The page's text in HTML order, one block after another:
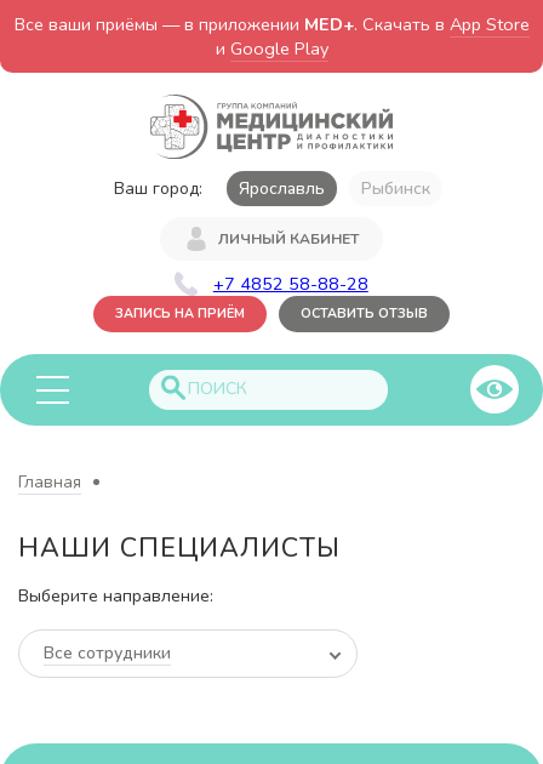
Все ваши приёмы — в приложении MED+. Скачать в App Store
и Google Play
Ваш город: Ярославль Рыбинск
ЛИЧНЫЙ КАБИНЕТ
+7 4852 58-88-28
ЗАПИСЬ НА ПРИЁМ ОСТАВИТЬ ОТЗЫВ
Главная
НАШИ СПЕЦИАЛИСТЫ
Выберите направление:
Все сотрудники